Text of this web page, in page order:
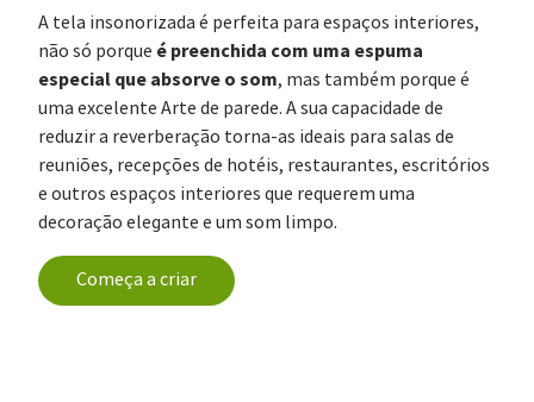
A tela insonorizada é perfeita para espaços interiores,
não só porque é preenchida com uma espuma
especial que absorve o som, mas também porque é
uma excelente Arte de parede. A sua capacidade de
reduzir a reverberação torna-as ideais para salas de
reuniões, recepções de hotéis, restaurantes, escritórios
e outros espaços interiores que requerem uma
decoração elegante e um som limpo.
Começa a criar